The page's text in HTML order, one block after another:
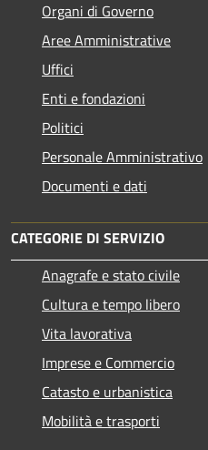
Organi di Governo
Aree Amministrative
Uffici
Enti e fondazioni
Politici
Personale Amministrativo
Documenti e dati
CATEGORIE DI SERVIZIO
Anagrafe e stato civile
Cultura e tempo libero
Vita lavorativa
Imprese e Commercio
Catasto e urbanistica
Mobilità e trasporti